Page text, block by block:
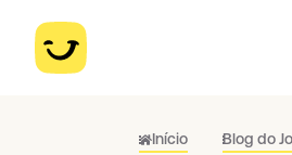
Início Blog do